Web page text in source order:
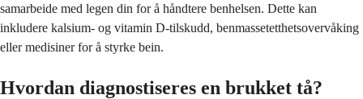
samarbeide med legen din for å håndtere benhelsen. Dette kan
inkludere kalsium- og vitamin D-tilskudd, benmassetetthetsovervåking
eller medisiner for å styrke bein.
Hvordan diagnostiseres en brukket tå?